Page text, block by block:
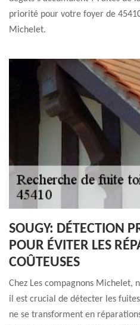
priorité pour votre foyer de
Michelet.
SOUGY: DÉTECTION
POUR ÉVITER LES
COÛTEUSES
Chez Les compagnons Michelet,
il est crucial de détecter les
ne se transforment en